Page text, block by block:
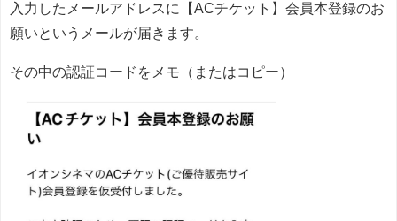
入力したメールアドレスに【ACチケット】会員本登録のお
願いというメールが届きます。
その中の認証コードをメモ（またはコピー）